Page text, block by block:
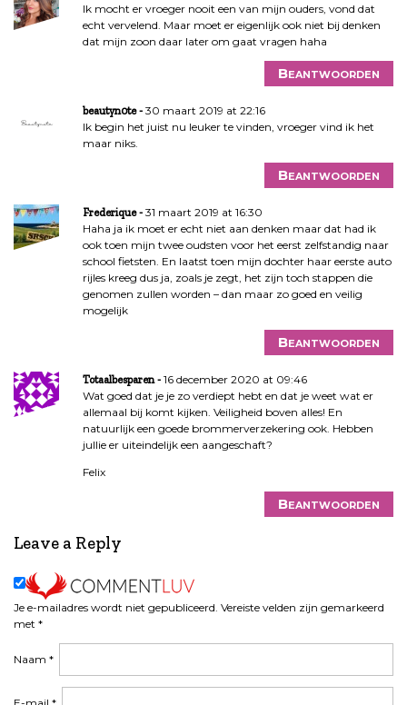
Ik mocht er vroeger nooit een van mijn ouders, vond dat
echt vervelend. Maar moet er eigenlijk ook niet bij denken
dat mijn zoon daar later om gaat vragen haha
Beantwoorden
beautyn0te
30 maart 2019 at 22:16
Ik begin het juist nu leuker te vinden, vroeger vind ik het
maar niks.
Beantwoorden
Frederique
31 maart 2019 at 16:30
Haha ja ik moet er echt niet aan denken maar dat had ik
ook toen mijn twee oudsten voor het eerst zelfstandig naar
school fietsten. En laatst toen mijn dochter haar eerste auto
rijles kreeg dus ja, zoals je zegt, het zijn toch stappen die
genomen zullen worden – dan maar zo goed en veilig
mogelijk
Beantwoorden
Totaalbesparen
16 december 2020 at 09:46
Wat goed dat je je zo verdiept hebt en dat je weet wat er
allemaal bij komt kijken. Veiligheid boven alles! En
natuurlijk een goede brommerverzekering ook. Hebben
jullie er uiteindelijk een aangeschaft?
Felix
Beantwoorden
Leave a Reply
Je e-mailadres wordt niet gepubliceerd. Vereiste velden zijn gemarkeerd
met *
Naam *